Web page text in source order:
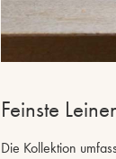
Feinste
Die Kollektion